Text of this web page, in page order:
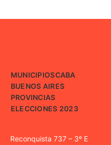
MUNICIPIOSCABA
BUENOS AIRES
PROVINCIAS
ELECCIONES 2023
Reconquista 737 – 3º E